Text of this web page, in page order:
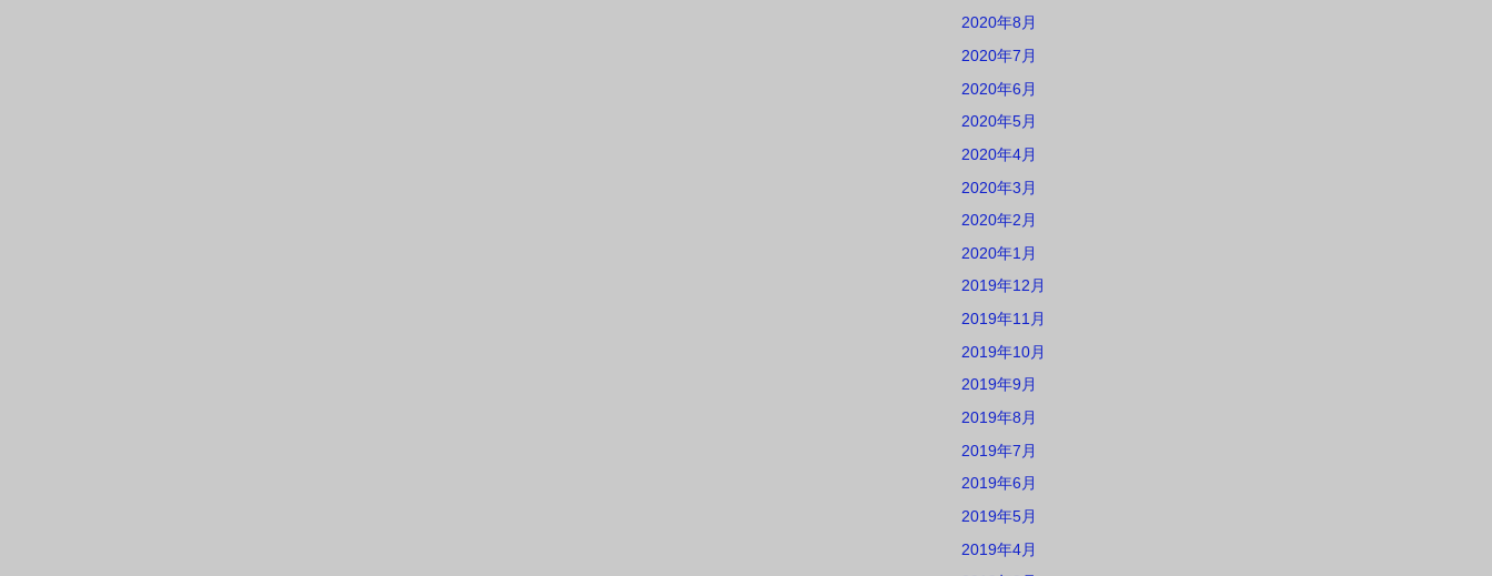
2020年8月
2020年7月
2020年6月
2020年5月
2020年4月
2020年3月
2020年2月
2020年1月
2019年12月
2019年11月
2019年10月
2019年9月
2019年8月
2019年7月
2019年6月
2019年5月
2019年4月